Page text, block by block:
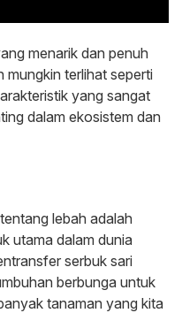
menarik dan penuh
mungkin terlihat seperti
yang sangat
dalam ekosistem dan
lebah adalah
utama dalam dunia
serbuk sari
berbunga untuk
tanaman yang kita